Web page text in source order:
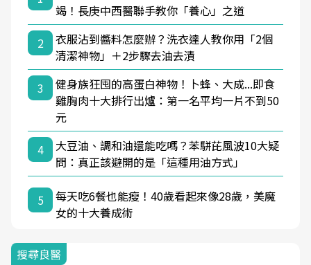
竭！長庚中西醫聯手教你「養心」之道
2
衣服沾到醬料怎麼辦？洗衣達人教你用「2個
清潔神物」＋2步驟去油去漬
3
健身族狂囤的高蛋白神物！卜蜂、大成...即食
雞胸肉十大排行出爐：第一名平均一片不到50
元
4
大豆油、調和油還能吃嗎？苯駢芘風波10大疑
問：真正該避開的是「這種用油方式」
5
每天吃6餐也能瘦！40歲看起來像28歲，美魔
女的十大養成術
搜尋良醫